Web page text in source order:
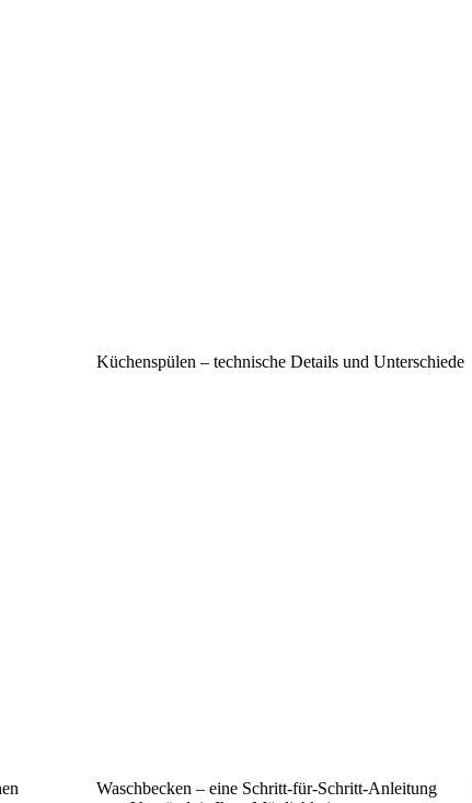
Küchenspülen – technische Details und Unterschiede
Waschbecken – eine Schritt-für-Schritt-Anleitung